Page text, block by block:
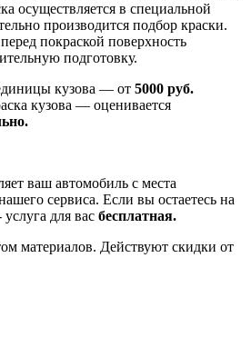
осуществляется в специальной
производится подбор краски.
покраской поверхность
подготовку.
кузова — от 5000 руб.
кузова — оценивается
ваш автомобиль с места
сервиса. Если вы остаетесь на
для вас бесплатная.
материалов. Действуют скидки от